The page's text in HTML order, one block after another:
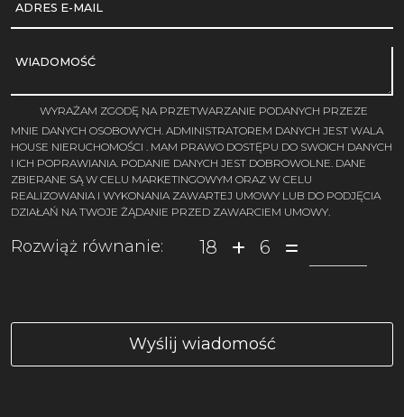
ADRES E-MAIL
WIADOMOŚĆ
WYRAŻAM ZGODĘ NA PRZETWARZANIE PODANYCH PRZEZE
MNIE DANYCH OSOBOWYCH. ADMINISTRATOREM DANYCH JEST WALA
HOUSE NIERUCHOMOŚCI . MAM PRAWO DOSTĘPU DO SWOICH DANYCH
I ICH POPRAWIANIA. PODANIE DANYCH JEST DOBROWOLNE. DANE
ZBIERANE SĄ W CELU MARKETINGOWYM ORAZ W CELU
REALIZOWANIA I WYKONANIA ZAWARTEJ UMOWY LUB DO PODJĘCIA
DZIAŁAŃ NA TWOJE ŻĄDANIE PRZED ZAWARCIEM UMOWY.
Rozwiąż równanie: 18 6